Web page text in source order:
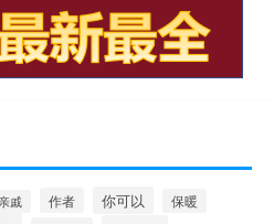
亲戚 作者 你可以 保暖